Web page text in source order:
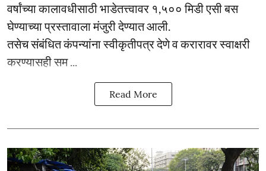
वर्षांच्या कालावधीसाठी भाडेतत्त्वावर १,५०० मिडी एसी बस
घेण्याच्या प्रस्तावाला मंजुरी देण्यात आली.
तसेच संबंधित कंपन्यांना स्वीकृतीपत्र देणे व करारावर स्वाक्षरी
करण्यासही सम ...
Read More